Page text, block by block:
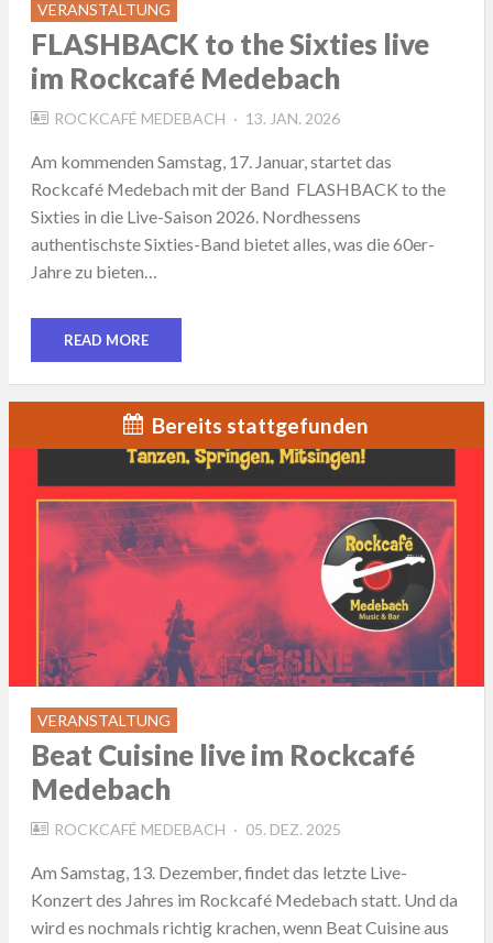
VERANSTALTUNG
FLASHBACK to the Sixties live
im Rockcafé Medebach
ROCKCAFÉ MEDEBACH
POSTED
13. JAN. 2026
Am kommenden Samstag, 17. Januar, startet das
Rockcafé Medebach mit der Band FLASHBACK to the
Sixties in die Live-Saison 2026. Nordhessens
authentischste Sixties-Band bietet alles, was die 60er-
Jahre zu bieten…
READ MORE
Bereits stattgefunden
VERANSTALTUNG
Beat Cuisine live im Rockcafé
Medebach
ROCKCAFÉ MEDEBACH
POSTED
05. DEZ. 2025
Am Samstag, 13. Dezember, findet das letzte Live-
Konzert des Jahres im Rockcafé Medebach statt. Und da
wird es nochmals richtig krachen, wenn Beat Cuisine aus